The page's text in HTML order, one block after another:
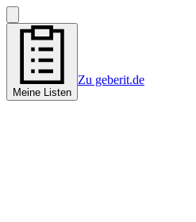
Meine Listen
Zu geberit.de